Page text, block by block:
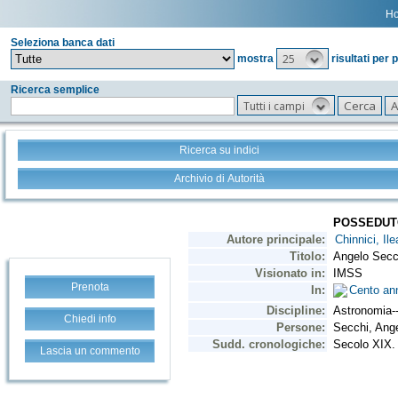
Seleziona banca dati
mostra
25 risultati per
Ricerca semplice
Tutti i campi
Ricerca su indici
Archivio di Autorità
Prenota
Chiedi info
Lascia un commento